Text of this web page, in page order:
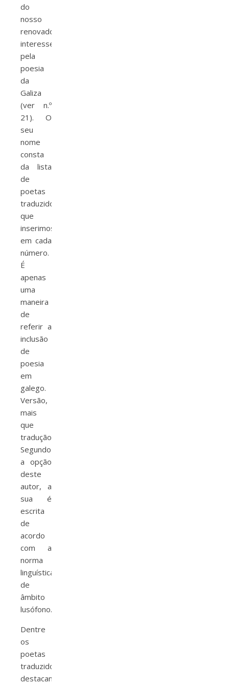
do
nosso
renovado
interesse
pela
poesia
da
Galiza
(ver n.º
21). O
seu
nome
consta
da lista
de
poetas
traduzidos
que
inserimos
em cada
número.
É
apenas
uma
maneira
de
referir a
inclusão
de
poesia
em
galego.
Versão,
mais
que
tradução.
Segundo
a opção
deste
autor, a
sua é
escrita
de
acordo
com a
norma
linguística
de
âmbito
lusófono.
Dentre
os
poetas
traduzidos
destacamos